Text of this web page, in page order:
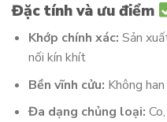
Đặc tính và ưu điểm
Khớp chính xác: Sản
nối kín khít
Bền vĩnh cửu: Không
Đa dạng chủng loại: